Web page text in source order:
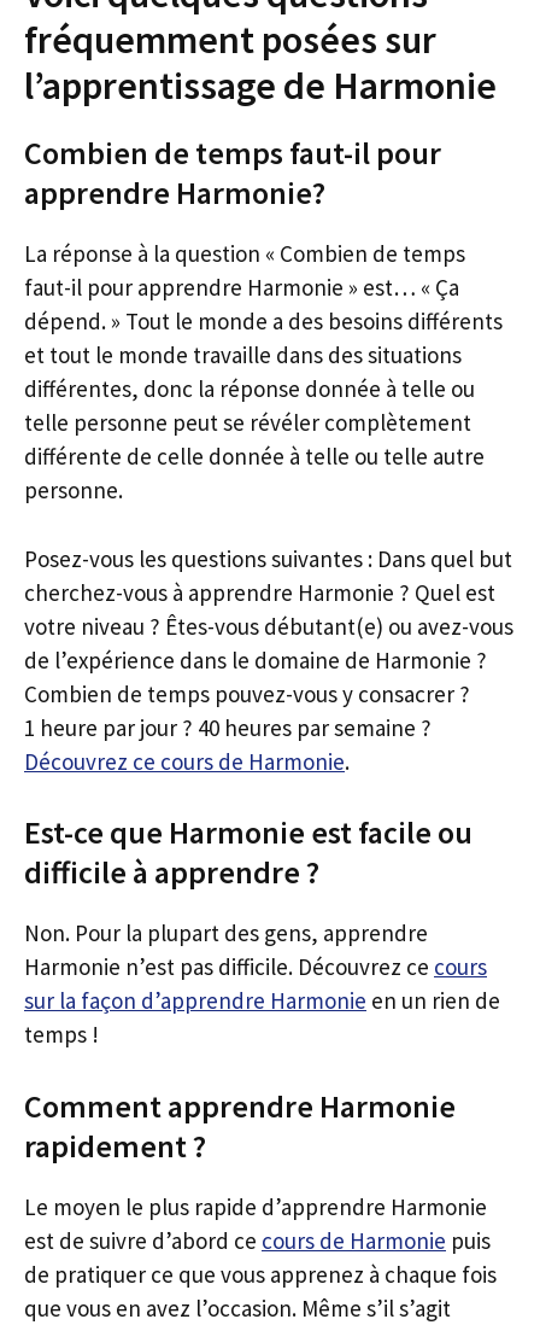
fréquemment posées sur
l’apprentissage de Harmonie
Combien de temps faut-il pour
apprendre Harmonie?
La réponse à la question « Combien de temps
faut-il pour apprendre Harmonie » est… « Ça
dépend. » Tout le monde a des besoins différents
et tout le monde travaille dans des situations
différentes, donc la réponse donnée à telle ou
telle personne peut se révéler complètement
différente de celle donnée à telle ou telle autre
personne.
Posez-vous les questions suivantes : Dans quel but
cherchez-vous à apprendre Harmonie ? Quel est
votre niveau ? Êtes-vous débutant(e) ou avez-vous
de l’expérience dans le domaine de Harmonie ?
Combien de temps pouvez-vous y consacrer ?
1 heure par jour ? 40 heures par semaine ?
Découvrez ce cours de Harmonie.
Est-ce que Harmonie est facile ou
difficile à apprendre ?
Non. Pour la plupart des gens, apprendre
Harmonie n’est pas difficile. Découvrez ce cours
sur la façon d’apprendre Harmonie en un rien de
temps !
Comment apprendre Harmonie
rapidement ?
Le moyen le plus rapide d’apprendre Harmonie
est de suivre d’abord ce cours de Harmonie puis
de pratiquer ce que vous apprenez à chaque fois
que vous en avez l’occasion. Même s’il s’agit